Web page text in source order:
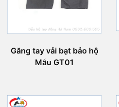
Găng tay vải bạt bảo hộ
Mẫu GT01